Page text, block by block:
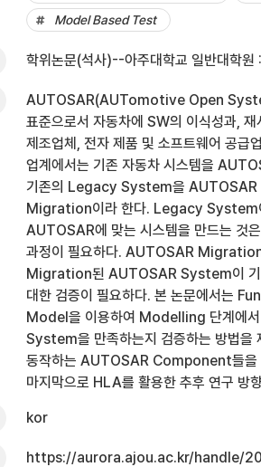
Model Based Test
학위논문(석사)--아주대학교 일반대학
AUTOSAR(AUTomotive Open
표준으로서 자동차에 SW의 이식성과,
제조업체, 전자 제품 및 소프트웨어 공급
업계에서는 기존 자동차 시스템을
기존의 Legacy System을 AUTOSAR
Migration이라 한다. Legacy System이
AUTOSAR에 맞는 시스템을 만드는
과정이 필요하다. AUTOSAR Migration
Migration된 AUTOSAR System이 기
대한 검증이 필요하다. 본 논문에서는
Model을 이용하여 Modelling 단계
System을 만족하는지 검증하는 방법
동작하는 AUTOSAR Component들
마지막으로 HLA를 활용한 추후 연구 방
kor
https://aurora.ajou.ac.kr/handle/